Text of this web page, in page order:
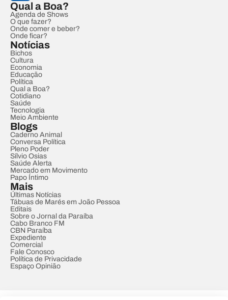
Qual a Boa?
Agenda de Shows
O que fazer?
Onde comer e beber?
Onde ficar?
Notícias
Bichos
Cultura
Economia
Educação
Política
Qual a Boa?
Cotidiano
Saúde
Tecnologia
Meio Ambiente
Blogs
Caderno Animal
Conversa Política
Pleno Poder
Sílvio Osias
Saúde Alerta
Mercado em Movimento
Papo Íntimo
Mais
Últimas Notícias
Tábuas de Marés em João Pessoa
Editais
Sobre o Jornal da Paraíba
Cabo Branco FM
CBN Paraíba
Expediente
Comercial
Fale Conosco
Política de Privacidade
Espaço Opinião